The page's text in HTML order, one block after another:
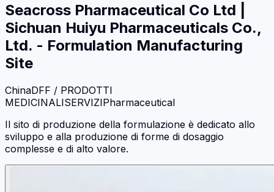
Seacross Pharmaceutical Co Ltd
Sichuan Huiyu Pharmaceuticals Co.,
Ltd. - Formulation Manufacturing
Site
ChinaDFF / PRODOTTI
MEDICINALISERVIZIPharmaceutical
Il sito di produzione della formulazione è dedicato allo
sviluppo e alla produzione di forme di dosaggio
complesse e di alto valore.